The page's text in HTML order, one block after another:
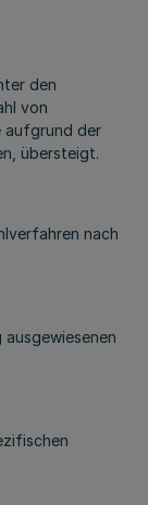
den
von
aufgrund der
übersteigt.
nach